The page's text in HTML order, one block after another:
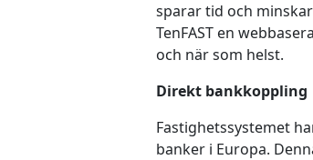
sparar tid och
TenFAST en
och när som helst.
Direkt bankkoppling
Fastighetssystemet
banker i Europa.